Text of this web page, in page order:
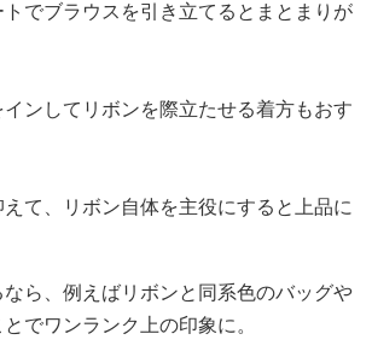
でブラウスを引き立てるとまとまりが
ンしてリボンを際立たせる着方もおす
て、リボン自体を主役にすると上品に
ら、例えばリボンと同系色のバッグや
でワンランク上の印象に。